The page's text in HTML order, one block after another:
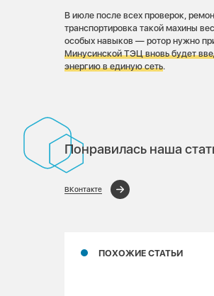
В июле после всех проверок,
транспортировка такой махины
особых навыков — ротор нужно
Минусинской ТЭЦ вновь будет
энергию в единую сеть.
Понравилась наша
ВКонтакте
ПОХОЖИЕ СТАТЬИ